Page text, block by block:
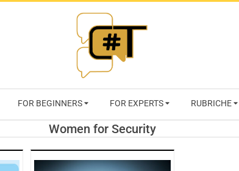
RIVISTA
FOR BEGINNERS FOR EXPERTS RUBRICHE
Women for Security